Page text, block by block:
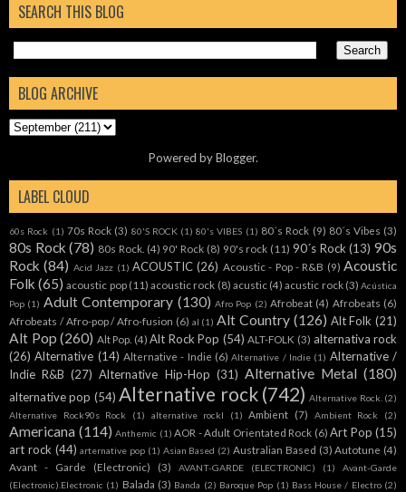
SEARCH THIS BLOG
BLOG ARCHIVE
Powered byBlogger.
LABEL CLOUD
60s Rock (1) 70s Rock (3) 80'S ROCK (1) 80's VIBES (1) 80´s Rock (9) 80´s Vibes (3)
80s Rock (78) 80s Rock. (4) 90' Rock (8) 90's rock (11) 90´s Rock (13) 90s
Rock (84) Acid Jazz (1) ACOUSTIC (26) Acoustic - Pop - R&B (9) Acoustic
Folk (65) acoustic pop (11) acoustic rock (8) acustic (4) acustic rock (3) Acústica
Pop (1) Adult Contemporary (130) Afro Pop (2) Afrobeat (4) Afrobeats (6)
Afrobeats / Afro-pop / Afro-fusion (6) al (1) Alt Country (126) Alt Folk (21)
Alt Pop (260) Alt Pop. (4) Alt Rock Pop (54) ALT-FOLK (3) alternativa rock
(26) Alternative (14) Alternative - Indie (6) Alternative / Indie (1) Alternative /
Indie R&B (27) Alternative Hip-Hop (31) Alternative Metal (180)
alternative pop (54) Alternative rock (742) Alternative Rock. (2)
Alternative Rock90s Rock
(1) alternative rockl (1) Ambient (7) Ambient Rock (2)
Americana (114) Anthemic (1) AOR - Adult Orientated Rock (6) Art Pop (15)
art rock (44) arternative pop (1) Asian Based (2) Australian Based (3) Autotune (4)
Avant - Garde (Electronic)
(3) AVANT-GARDE (ELECTRONIC) (1)
Avant-Garde
(Electronic).Electronic (1) Balada (3) Banda (2) Baroque Pop (1) Bass House / Electro (2)